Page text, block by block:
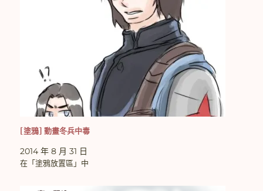
[塗鴉] 動畫冬兵中毒
2014 年 8 月 31 日
在「塗鴉放置區」中